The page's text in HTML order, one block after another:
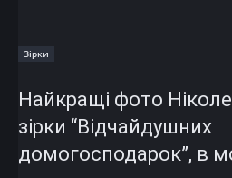
Зірки
Найкращі фото
зірки “Відчайдушних
домогосподарок”, в